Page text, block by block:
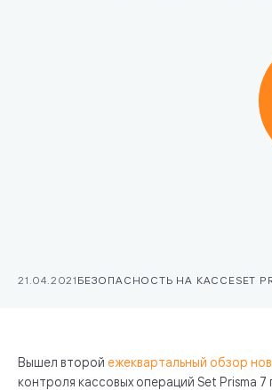
21.04.2021 БЕЗОПАСНОСТЬ НА КАССЕSET
Вышел второй ежеквартальный обзор
контроля кассовых операций Set Prisma 7